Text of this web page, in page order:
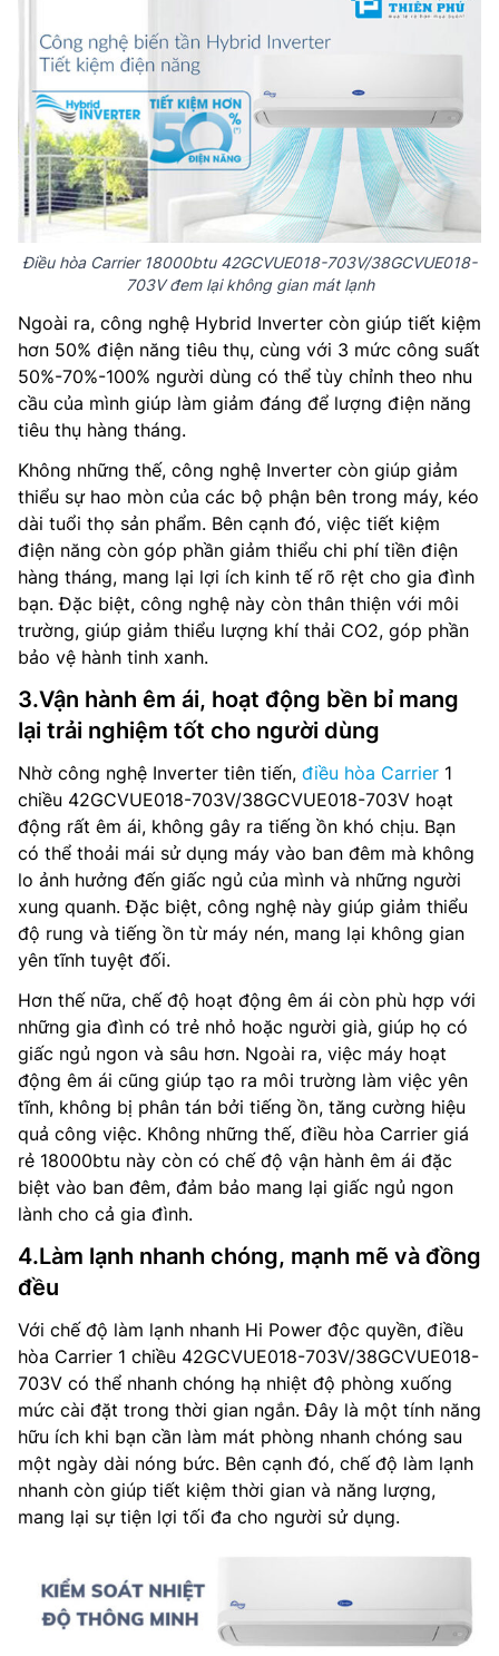
Điều hòa Carrier 18000btu 42GCVUE018-703V/38GCVUE018-
703V đem lại không gian mát lạnh
Ngoài ra, công nghệ Hybrid Inverter còn giúp tiết kiệm
hơn 50% điện năng tiêu thụ, cùng với 3 mức công suất
50%-70%-100% người dùng có thể tùy chỉnh theo nhu
cầu của mình giúp làm giảm đáng để lượng điện năng
tiêu thụ hàng tháng.
Không những thế, công nghệ Inverter còn giúp giảm
thiểu sự hao mòn của các bộ phận bên trong máy, kéo
dài tuổi thọ sản phẩm. Bên cạnh đó, việc tiết kiệm
điện năng còn góp phần giảm thiểu chi phí tiền điện
hàng tháng, mang lại lợi ích kinh tế rõ rệt cho gia đình
bạn. Đặc biệt, công nghệ này còn thân thiện với môi
trường, giúp giảm thiểu lượng khí thải CO2, góp phần
bảo vệ hành tinh xanh.
3.Vận hành êm ái, hoạt động bền bỉ mang
lại trải nghiệm tốt cho người dùng
Nhờ công nghệ Inverter tiên tiến, điều hòa Carrier 1
chiều 42GCVUE018-703V/38GCVUE018-703V hoạt
động rất êm ái, không gây ra tiếng ồn khó chịu. Bạn
có thể thoải mái sử dụng máy vào ban đêm mà không
lo ảnh hưởng đến giấc ngủ của mình và những người
xung quanh. Đặc biệt, công nghệ này giúp giảm thiểu
độ rung và tiếng ồn từ máy nén, mang lại không gian
yên tĩnh tuyệt đối.
Hơn thế nữa, chế độ hoạt động êm ái còn phù hợp với
những gia đình có trẻ nhỏ hoặc người già, giúp họ có
giấc ngủ ngon và sâu hơn. Ngoài ra, việc máy hoạt
động êm ái cũng giúp tạo ra môi trường làm việc yên
tĩnh, không bị phân tán bởi tiếng ồn, tăng cường hiệu
quả công việc. Không những thế, điều hòa Carrier giá
rẻ 18000btu này còn có chế độ vận hành êm ái đặc
biệt vào ban đêm, đảm bảo mang lại giấc ngủ ngon
lành cho cả gia đình.
4.Làm lạnh nhanh chóng, mạnh mẽ và đồng
đều
Với chế độ làm lạnh nhanh Hi Power độc quyền, điều
hòa Carrier 1 chiều 42GCVUE018-703V/38GCVUE018-
703V có thể nhanh chóng hạ nhiệt độ phòng xuống
mức cài đặt trong thời gian ngắn. Đây là một tính năng
hữu ích khi bạn cần làm mát phòng nhanh chóng sau
một ngày dài nóng bức. Bên cạnh đó, chế độ làm lạnh
nhanh còn giúp tiết kiệm thời gian và năng lượng,
mang lại sự tiện lợi tối đa cho người sử dụng.